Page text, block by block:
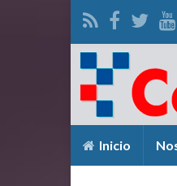
Inicio